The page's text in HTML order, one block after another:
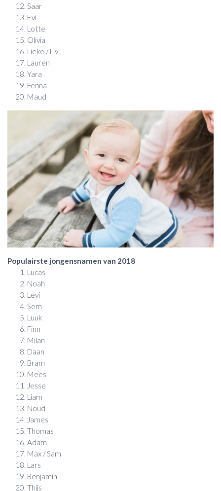
Saar
Evi
Lotte
Olivia
Lieke / Liv
Lauren
Yara
Fenna
Maud
Populairste jongensnamen van 2018
Lucas
Noah
Levi
Sem
Luuk
Finn
Milan
Daan
Bram
Mees
Jesse
Liam
Noud
James
Thomas
Adam
Max / Sam
Lars
Benjamin
Thijs